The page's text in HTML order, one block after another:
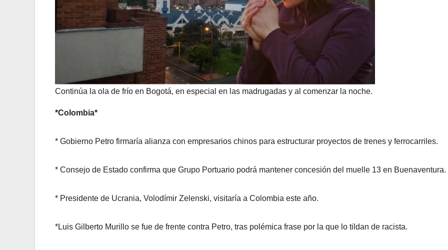
Continúa la ola de frío en Bogotá, en especial en las madrugadas y al comenzar la noche.
*Colombia*
* Gobierno Petro firmaría alianza con empresarios chinos para estructurar proyectos de trenes y ferrocarriles.
* Consejo de Estado confirma que Grupo Portuario podrá mantener concesión del muelle 13 en Buenaventura.
* Presidente de Ucrania, Volodímir Zelenski, visitaría a Colombia este año.
*Luis Gilberto Murillo se fue de frente contra Petro, tras polémica frase por la que lo tildan de racista.